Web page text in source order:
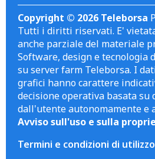
Copyright © 2026 Teleborsa
Tutti i diritti riservati. E'
anche parziale del materiale
Software, design e tecnologia
su server farm Teleborsa. I
grafici hanno carattere
decisione operativa basata su
dall'utente autonomamente e
Avviso sull'uso e sulla
Termini e condizioni di utilizzo